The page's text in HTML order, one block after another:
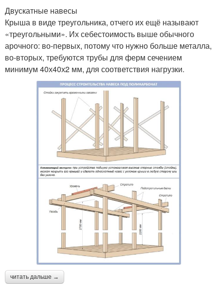
Двускатные навесы
Крыша в виде треугольника, отчего их ещё называют
«треугольными». Их себестоимость выше обычного
арочного: во-первых, потому что нужно больше металла,
во-вторых, требуются трубы для ферм сечением
минимум 40х40х2 мм, для соответствия нагрузки.
читать дальше →